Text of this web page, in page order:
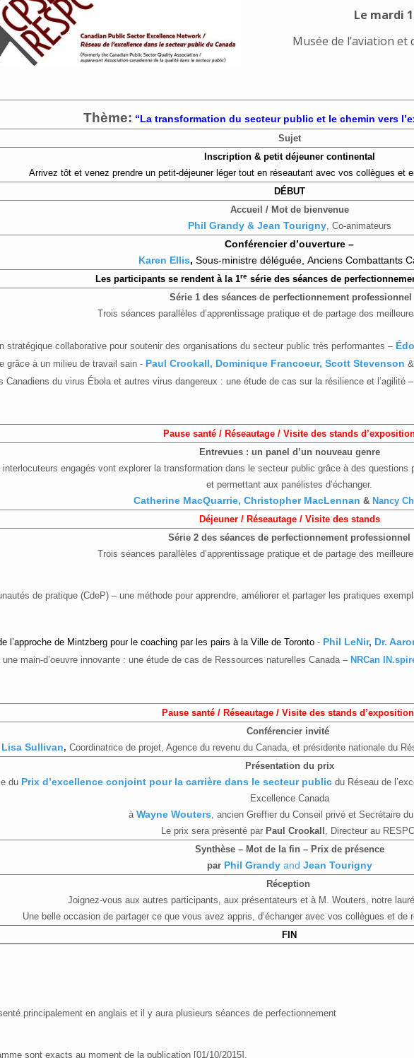
Le mardi
Musée de l’aviation et
Thème: “La transformation du secteur public et le chemin vers
Sujet
Inscription & petit déjeuner continental
Arrivez tôt et venez prendre un petit­-déjeuner léger tout en réseautant avec vos collègues et
DÉBUT
Accueil / Mot de bienvenue
Phil Grandy & Jean Tourigny, Co­-animateurs
Conférencier d’ouverture –
Karen Ellis, Sous-ministre déléguée, Anciens Combattants
Les participants se rendent à la 1re série des séances de
Série 1 des séances de perfectionnement professionnel
Trois séances parallèles d’apprentissage pratique et de partage des
stratégique collaborative pour soutenir des organisations du secteur public très performantes –
grâce à un milieu de travail sain ­- Paul Crookall, Dominique Francoeur, Scott Stevenson &
Canadiens du virus Ébola et autres virus dangereux : une étude de cas sur la résilience et l’agilité –
Pause santé / Réseautage / Visite des stands
Entrevues : un panel d’un nouveau genre
interlocuteurs engagés vont explorer la transformation dans le secteur public grâce à des questions
et permettant aux panélistes d’échanger.
Catherine MacQuarrie, Christopher MacLennan & Nancy
Déjeuner / Réseautage / Visite des stands
Série 2 des séances de perfectionnement professionnel
Trois séances parallèles d’apprentissage pratique et de partage des
de pratique (CdeP) – une méthode pour apprendre, améliorer et partager les pratiques
l’approche de Mintzberg pour le coaching par les pairs à la Ville de Toronto ­- Phil LeNir, Dr.
une main-d’oeuvre innovante : une étude de cas de Ressources naturelles Canada – NRCan
Pause santé / Réseautage / Visite des stands d’exposition
Conférencier invité
Lisa Sullivan, Coordinatrice de projet, Agence du revenu du Canada, et présidente nationale du
Présentation du prix
du Prix d’excellence conjoint pour la carrière dans le secteur publicdu Réseau de
Excellence Canada
à Wayne Wouters , ancien Greffier du Conseil privé et Secrétaire du
Le prix sera présenté par Paul Crookall , Directeur au RESPC
Synthèse – Mot de la fin – Prix de présence
par Phil Grandy and Jean Tourigny
Réception
Joignez­-vous aux autres participants, aux présentateurs et à M. Wouters, notre
Une belle occasion de partager ce que vous avez appris, d’échanger avec vos collègues et de
FIN
principalement en anglais et il y aura plusieurs séances de perfectionnement
sont exacts au moment de la publication [01/10/2015].